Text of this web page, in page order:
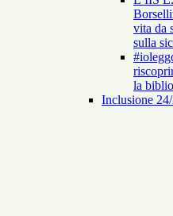
vita da
sulla
la
Inclusione